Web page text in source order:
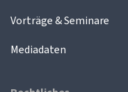
Vorträge & Seminare
Mediadaten